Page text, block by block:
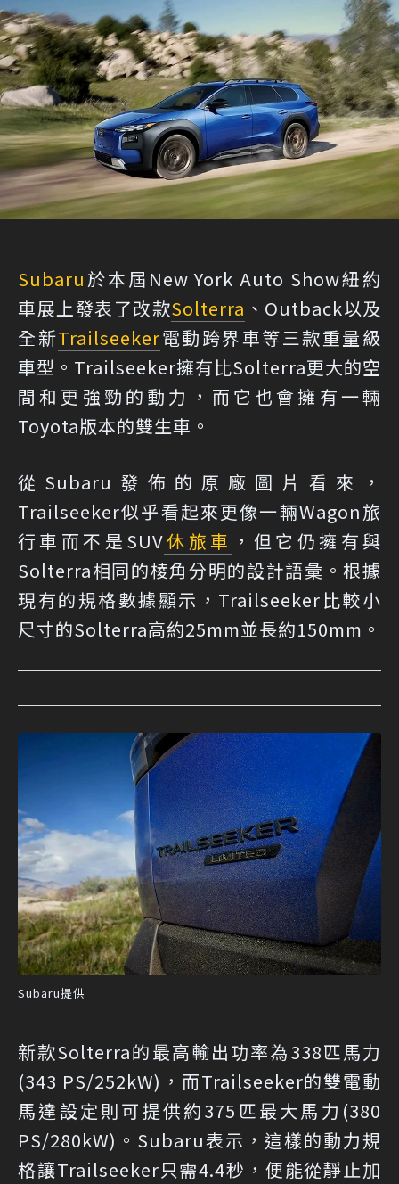
Subaru 於本屆New York Auto Show紐約
車展上發表了改款Solterra 、Outback以及
全新Trailseeker電動跨界車等三款重量級
車型。Trailseeker擁有比Solterra更大的空
間和更強勁的動力，而它也會擁有一輛
Toyota版本的雙生車。
從Subaru發佈的原廠圖片看來，
Trailseeker似乎看起來更像一輛Wagon旅
行車而不是SUV休旅車 ，但它仍擁有與
Solterra相同的棱角分明的設計語彙。根據
現有的規格數據顯示，Trailseeker比較小
尺寸的Solterra高約25mm並長約150mm。
Subaru提供
新款Solterra的最高輸出功率為338匹馬力
(343 PS/252kW)，而Trailseeker的雙電動
馬達設定則可提供約375匹最大馬力(380
PS/280kW)。Subaru表示，這樣的動力規
格讓Trailseeker只需4.4秒，便能從靜止加